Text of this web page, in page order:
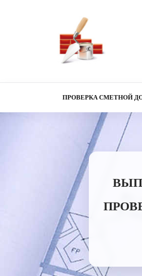
ПРОВЕРКА СМЕТНОЙ